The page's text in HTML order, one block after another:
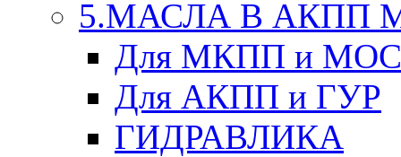
5.МАСЛА В АКПП
Для МКПП и
Для АКПП и ГУР
ГИДРАВЛИКА